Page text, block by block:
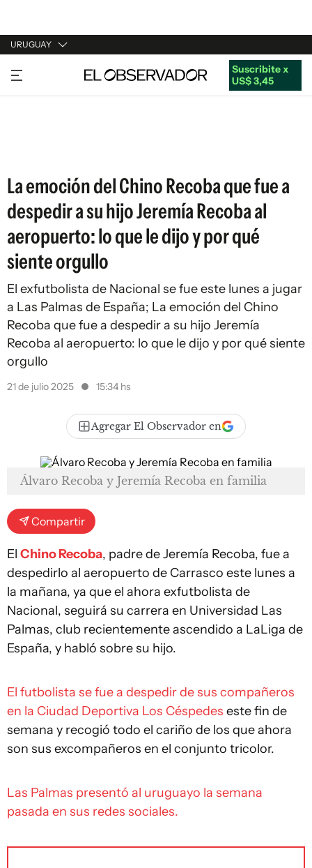
URUGUAY
URUGUAY
ARGENTINA
Suscribite x
US$ 3,45
La emoción del Chino Recoba que fue a
despedir a su hijo Jeremía Recoba al
aeropuerto: lo que le dijo y por qué
siente orgullo
El exfutbolista de Nacional se fue este lunes a jugar
a Las Palmas de España; La emoción del Chino
Recoba que fue a despedir a su hijo Jeremía
Recoba al aeropuerto: lo que le dijo y por qué siente
orgullo
21 de julio 2025 15:34 hs
Agregar El Observador en
Álvaro Recoba y Jeremía Recoba en familia
Compartir
El Chino Recoba, padre de Jeremía Recoba, fue a
despedirlo al aeropuerto de Carrasco este lunes a
la mañana, ya que el ahora exfutbolista de
Nacional, seguirá su carrera en Universidad Las
Palmas, club recientemente ascendido a LaLiga de
España, y habló sobre su hijo.
El futbolista se fue a despedir de sus compañeros
en la Ciudad Deportiva Los Céspedes este fin de
semana y recogió todo el cariño de los que ahora
son sus excompañeros en el conjunto tricolor.
Las Palmas presentó al uruguayo la semana
pasada en sus redes sociales.